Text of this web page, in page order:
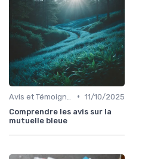
• 11/10/2025
Comprendre les avis sur la
mutuelle bleue